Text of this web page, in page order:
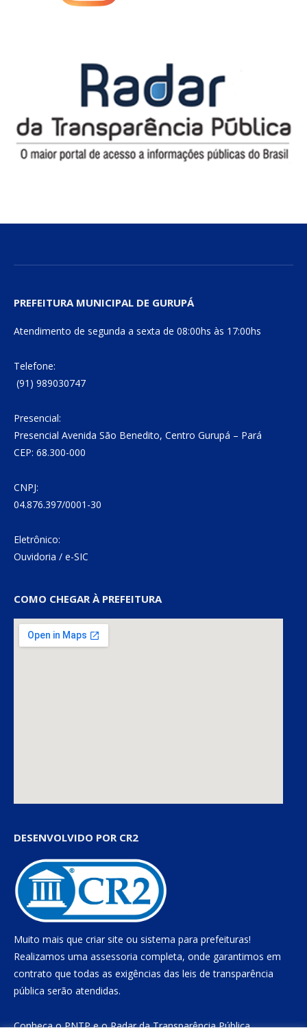
PREFEITURA MUNICIPAL DE GURUPÁ
Atendimento de segunda a sexta de 08:00hs às 17:00hs
Telefone:
(91) 989030747
Presencial:
Presencial Avenida São Benedito, Centro Gurupá – Pará
CEP: 68.300-000
CNPJ:
04.876.397/0001-30
Eletrônico:
Ouvidoria / e-SIC
COMO CHEGAR À PREFEITURA
DESENVOLVIDO POR CR2
Muito mais que criar site ou sistema para prefeituras!
Realizamos uma assessoria completa, onde garantimos em
contrato que todas as exigências das leis de transparência
pública serão atendidas.